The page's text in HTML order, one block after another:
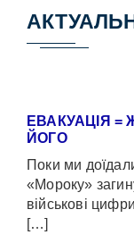
ЕВАКУАЦІЯ
ЙОГО
Поки ми
«Мороку»
військові
[…]